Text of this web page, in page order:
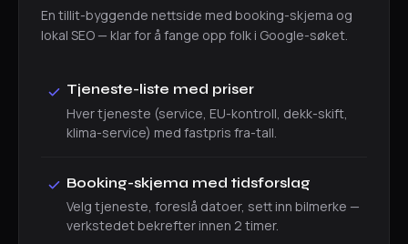
En tillit-byggende nettside med booking-skjema og
lokal SEO — klar for å fange opp folk i Google-søket.
Tjeneste-liste med priser
Hver tjeneste (service, EU-kontroll, dekk-skift,
klima-service) med fastpris fra-tall.
Booking-skjema med tidsforslag
Velg tjeneste, foreslå datoer, sett inn bilmerke —
verkstedet bekrefter innen 2 timer.